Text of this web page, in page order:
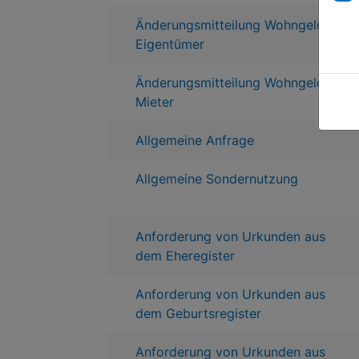
Änderungsmitteilung Wohngeld für
Eigentümer
Änderungsmitteilung Wohngeld für
Mieter
Allgemeine Anfrage
Allgemeine Sondernutzung
Anforderung von Urkunden aus
dem Eheregister
Anforderung von Urkunden aus
dem Geburtsregister
Anforderung von Urkunden aus